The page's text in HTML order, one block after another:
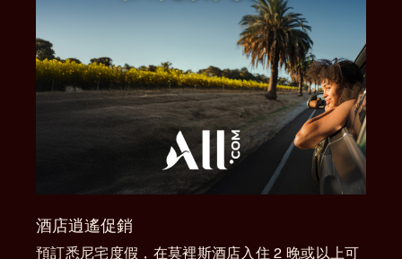
酒店逍遙促銷
預訂悉尼宅度假，在莫裡斯酒店入住 2 晚或以上可